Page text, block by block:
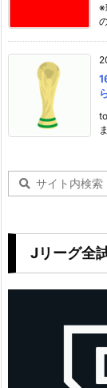
※
Jリーグ全